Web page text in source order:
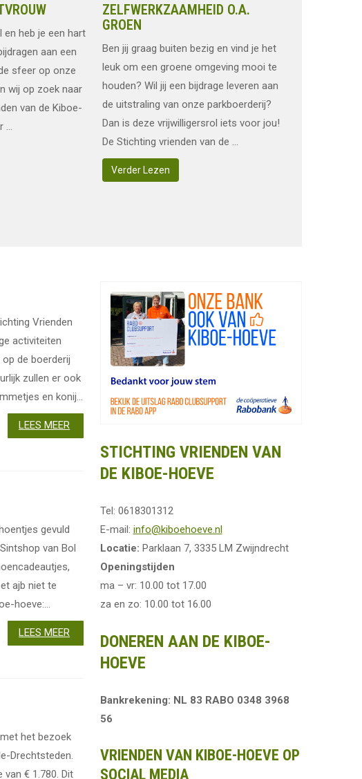
en heb je een hart
aan een
sfeer op onze
wij op zoek naar
van de Kiboe-
...
ZELFWERKZAAMHEID O.A.
GROEN
Ben jij graag buiten bezig en vind je het
leuk om een groene omgeving mooi te
houden? Wil jij een bijdrage leveren aan
de uitstraling van onze parkboerderij?
Dan is deze vrijwilligersrol iets voor jou!
De Stichting vrienden van de ...
Verder Lezen
Vrienden
activiteiten
de boerderij
zullen er ook
en konij...
LEES MEER
gevuld
van Bol
ajb niet te
hoeve:...
LEES MEER
het bezoek
Drechtsteden.
€ 1.780. Dit
STICHTING VRIENDEN VAN
DE KIBOE-HOEVE
Tel: 0618301312
E-mail: info@kiboehoeve.nl
Locatie: Parklaan 7, 3335 LM Zwijndrecht
Openingstijden
ma – vr: 10.00 tot 17.00
za en zo: 10.00 tot 16.00
DONEREN AAN DE KIBOE-
HOEVE
Bankrekening: NL 83 RABO 0348 3968
56
VRIENDEN VAN KIBOE-HOEVE OP
SOCIAL MEDIA